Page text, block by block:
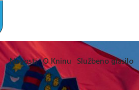
Novosti O Kninu Službeno glasilo